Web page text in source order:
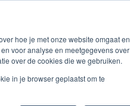
hoe je met onze website omgaat en
voor analyse en meetgegevens over
over de cookies die we gebruiken.
in je browser geplaatst om te
Solutions Over BVCM